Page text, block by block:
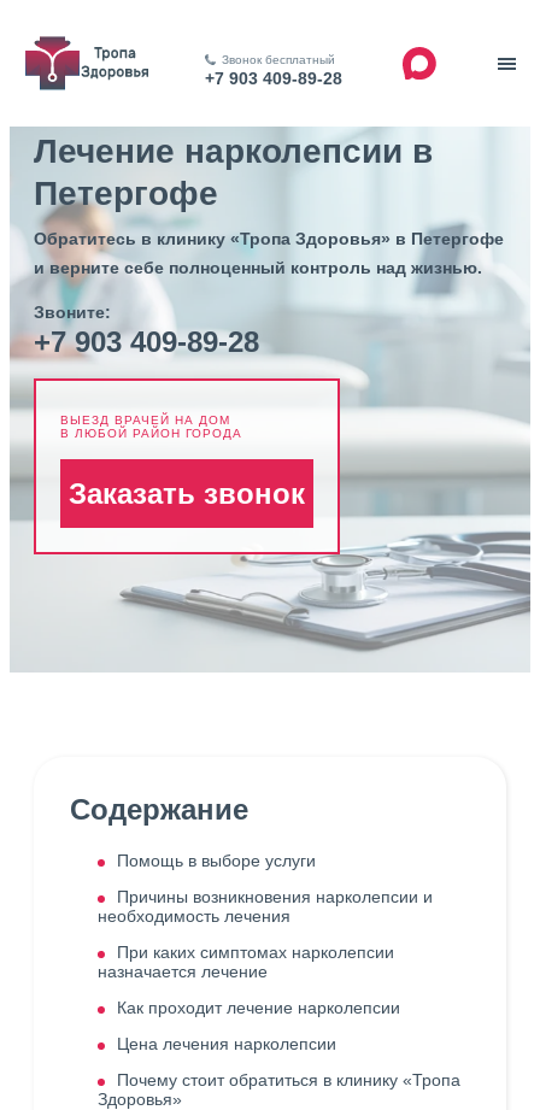
Звонок бесплатный
+7 903 409-89-28
Лечение нарколепсии в
Петергофе
Обратитесь в клинику «Тропа Здоровья» в Петергофе
и верните себе полноценный контроль над жизнью.
Звоните:
+7 903 409-89-28
ВЫЕЗД ВРАЧЕЙ НА ДОМ
В ЛЮБОЙ РАЙОН ГОРОДА
Заказать звонок
Содержание
Помощь в выборе услуги
Причины возникновения нарколепсии и
необходимость лечения
При каких симптомах нарколепсии
назначается лечение
Как проходит лечение нарколепсии
Цена лечения нарколепсии
Почему стоит обратиться в клинику «Тропа
Здоровья»